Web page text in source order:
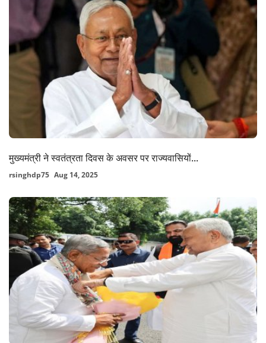
मुख्यमंत्री ने स्वतंत्रता दिवस के अवसर पर राज्यवासियों...
rsinghdp75 Aug 14, 2025